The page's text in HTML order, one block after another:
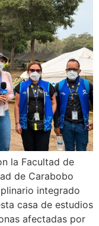
la Facultad de
de Carabobo
integrado
casa de estudios
afectadas por